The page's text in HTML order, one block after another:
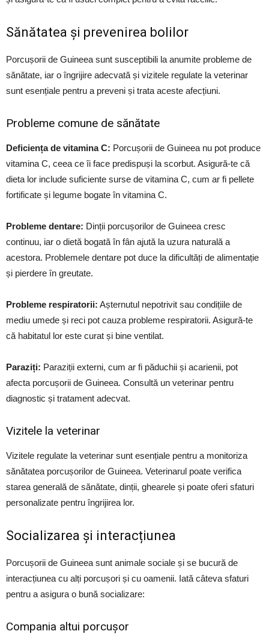
Sănătatea și prevenirea bolilor
Porcușorii de Guineea sunt susceptibili la anumite probleme de
sănătate, iar o îngrijire adecvată și vizitele regulate la veterinar
sunt esențiale pentru a preveni și trata aceste afecțiuni.
Probleme comune de sănătate
Deficiența de vitamina C: Porcușorii de Guineea nu pot produce
vitamina C, ceea ce îi face predispuși la scorbut. Asigură-te că
dieta lor include suficiente surse de vitamina C, cum ar fi pellete
fortificate și legume bogate în vitamina C.
Probleme dentare: Dinții porcușorilor de Guineea cresc
continuu, iar o dietă bogată în fân ajută la uzura naturală a
acestora. Problemele dentare pot duce la dificultăți de alimentație
și pierdere în greutate.
Probleme respiratorii: Așternutul nepotrivit sau condițiile de
mediu umede și reci pot cauza probleme respiratorii. Asigură-te
că habitatul lor este curat și bine ventilat.
Paraziți: Paraziții externi, cum ar fi păduchii și acarienii, pot
afecta porcușorii de Guineea. Consultă un veterinar pentru
diagnostic și tratament adecvat.
Vizitele la veterinar
Vizitele regulate la veterinar sunt esențiale pentru a monitoriza
sănătatea porcușorilor de Guineea. Veterinarul poate verifica
starea generală de sănătate, dinții, ghearele și poate oferi sfaturi
personalizate pentru îngrijirea lor.
Socializarea și interacțiunea
Porcușorii de Guineea sunt animale sociale și se bucură de
interacțiunea cu alți porcușori și cu oamenii. Iată câteva sfaturi
pentru a asigura o bună socializare:
Compania altui porcușor